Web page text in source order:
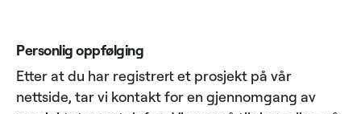
Personlig oppfølging
Etter at du har registrert et prosjekt på vår
nettside, tar vi kontakt for en gjennomgang av